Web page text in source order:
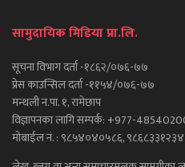
सामुदायिक मिडिया प्रा.लि.
सूचना विभाग दर्ता -१८६२/०७६-७७
प्रेस काउन्सिल दर्ता -११५४/०७६-७७
मन्थली न.पा. १, रामेछाप
विज्ञापनका लागि सम्पर्क: +977-
मोबाईल नं. : ९८५४०४०५८६, ९८६८३३१२३४